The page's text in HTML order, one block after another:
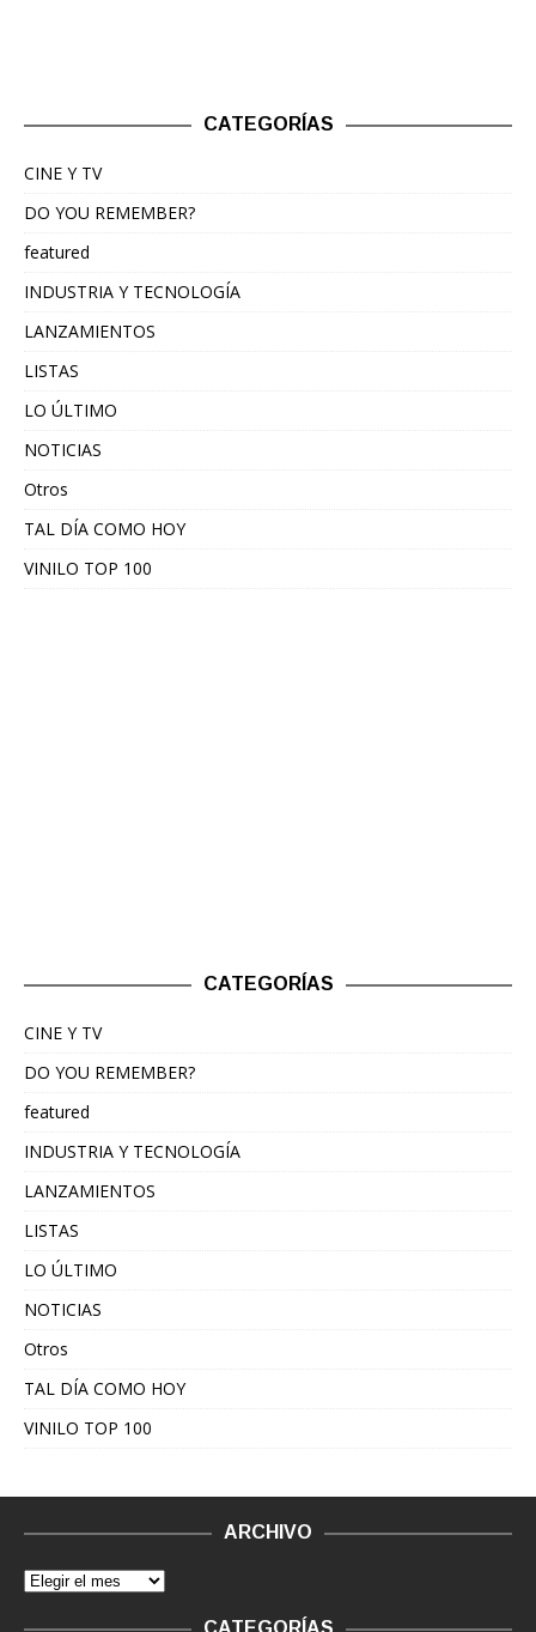
CATEGORÍAS
CINE Y TV
DO YOU REMEMBER?
featured
INDUSTRIA Y TECNOLOGÍA
LANZAMIENTOS
LISTAS
LO ÚLTIMO
NOTICIAS
Otros
TAL DÍA COMO HOY
VINILO TOP 100
CATEGORÍAS
CINE Y TV
DO YOU REMEMBER?
featured
INDUSTRIA Y TECNOLOGÍA
LANZAMIENTOS
LISTAS
LO ÚLTIMO
NOTICIAS
Otros
TAL DÍA COMO HOY
VINILO TOP 100
ARCHIVO